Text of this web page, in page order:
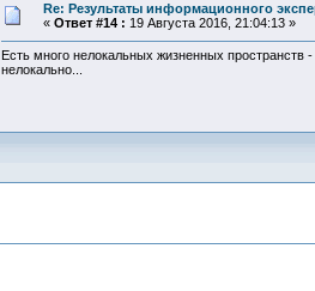
Re: Результаты информационного
« Ответ #14 : 19 Августа 2016, 21:04:13 »
Есть много нелокальных жизненных пространств
нелокально...